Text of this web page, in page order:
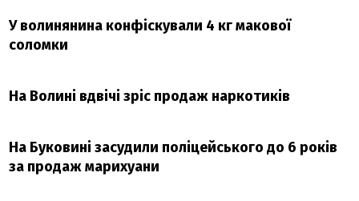
У волинянина конфіскували 4 кг макової
соломки
На Волині вдвічі зріс продаж наркотиків
На Буковині засудили поліцейського до 6 років
за продаж марихуани